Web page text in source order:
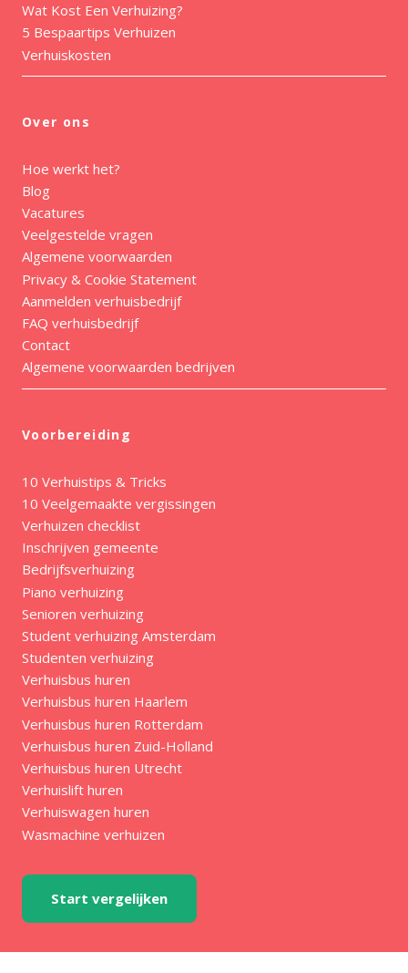
Wat Kost Een Verhuizing?
5 Bespaartips Verhuizen
Verhuiskosten
Over ons
Hoe werkt het?
Blog
Vacatures
Veelgestelde vragen
Algemene voorwaarden
Privacy & Cookie Statement
Aanmelden verhuisbedrijf
FAQ verhuisbedrijf
Contact
Algemene voorwaarden bedrijven
Voorbereiding
10 Verhuistips & Tricks
10 Veelgemaakte vergissingen
Verhuizen checklist
Inschrijven gemeente
Bedrijfsverhuizing
Piano verhuizing
Senioren verhuizing
Student verhuizing Amsterdam
Studenten verhuizing
Verhuisbus huren
Verhuisbus huren Haarlem
Verhuisbus huren Rotterdam
Verhuisbus huren Zuid-Holland
Verhuisbus huren Utrecht
Verhuislift huren
Verhuiswagen huren
Wasmachine verhuizen
Start vergelijken